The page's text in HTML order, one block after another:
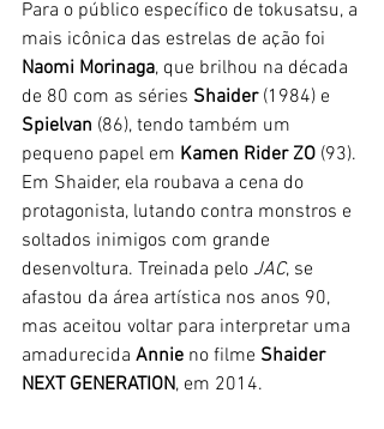
Para o público específico de tokusatsu, a
mais icônica das estrelas de ação foi
Naomi Morinaga, que brilhou na década
de 80 com as séries Shaider (1984) e
Spielvan (86), tendo também um
pequeno papel em Kamen Rider ZO (93).
Em Shaider, ela roubava a cena do
protagonista, lutando contra monstros e
soltados inimigos com grande
desenvoltura. Treinada pelo JAC, se
afastou da área artística nos anos 90,
mas aceitou voltar para interpretar uma
amadurecida Annie no filme Shaider
NEXT GENERATION, em 2014.